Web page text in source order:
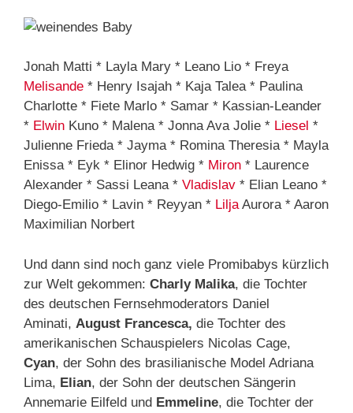
Jonah Matti * Layla Mary * Leano Lio * Freya
Melisande * Henry Isajah * Kaja Talea * Paulina
Charlotte * Fiete Marlo * Samar * Kassian-Leander
* Elwin Kuno * Malena * Jonna Ava Jolie * Liesel *
Julienne Frieda * Jayma * Romina Theresia * Mayla
Enissa * Eyk * Elinor Hedwig * Miron * Laurence
Alexander * Sassi Leana * Vladislav * Elian Leano *
Diego-Emilio * Lavin * Reyyan * LiljaAurora * Aaron
Maximilian Norbert
Und dann sind noch ganz viele Promibabys kürzlich
zur Welt gekommen: Charly Malika, die Tochter
des deutschen Fernsehmoderators Daniel
Aminati, August Francesca, die Tochter des
amerikanischen Schauspielers Nicolas Cage,
Cyan, der Sohn des brasilianische Model Adriana
Lima, Elian, der Sohn der deutschen Sängerin
Annemarie Eilfeld und Emmeline, die Tochter der